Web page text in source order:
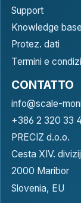
Support
Knowledge base
Protez. dati
Termini e
CONTATTO
info@scale-
+386 2 320 33
PRECIZ d.o.o.
Cesta XIV.
2000 Maribor
Slovenia, EU